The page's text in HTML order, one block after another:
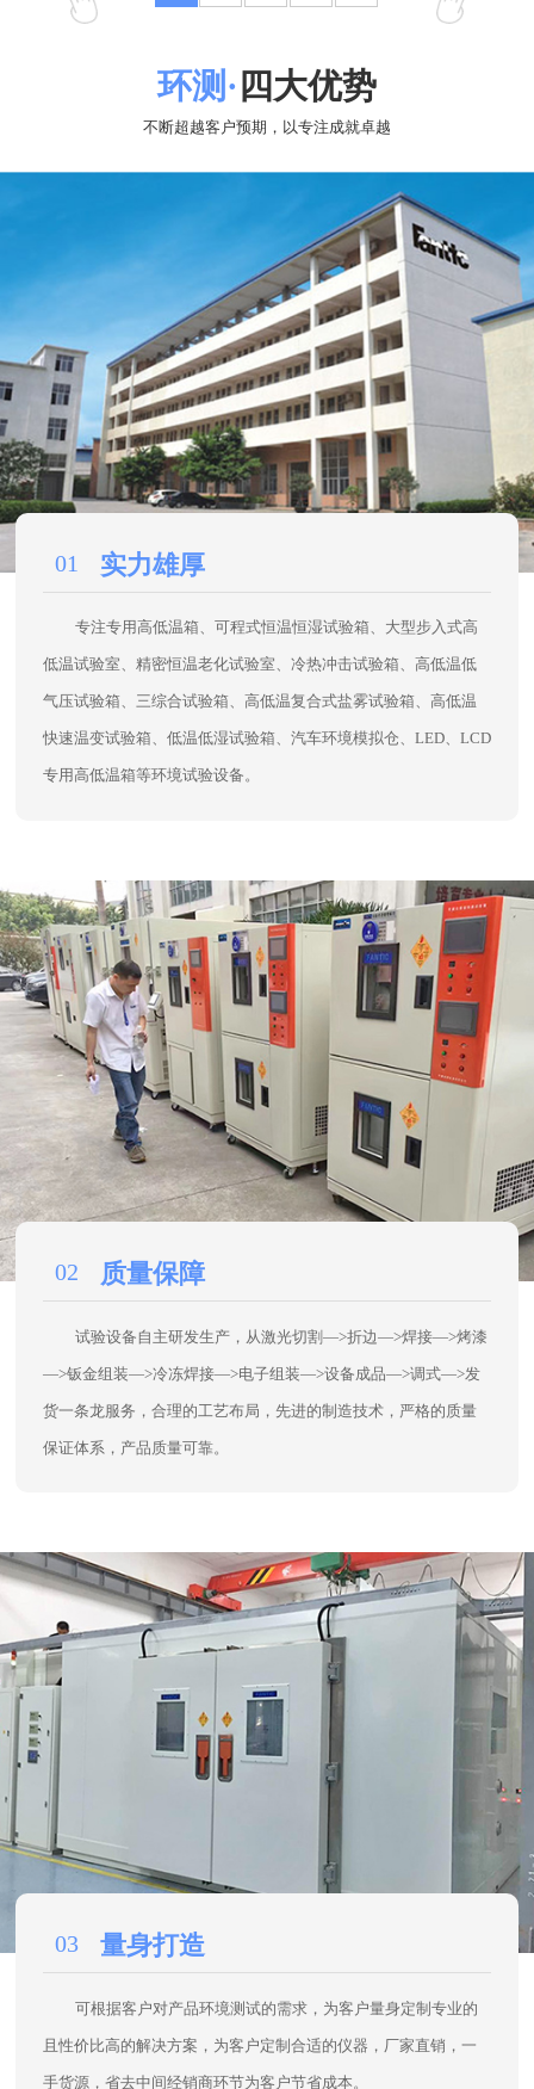
实力雄厚
专注专用高低温箱、可程式恒温恒湿试验箱、大型步入式高
低温试验室、精密恒温老化试验室、冷热冲击试验箱、高低温低
气压试验箱、三综合试验箱、高低温复合式盐雾试验箱、高低温
快速温变试验箱、低温低湿试验箱、汽车环境模拟仓、LED、LCD
专用高低温箱等环境试验设备。
02 质量保障
试验设备自主研发生产，从激光切割—>折边—>焊接—>烤漆
—>钣金组装—>冷冻焊接—>电子组装—>设备成品—>调式—>发
货一条龙服务，合理的工艺布局，先进的制造技术，严格的质量
保证体系，产品质量可靠。
03 量身打造
可根据客户对产品环境测试的需求，为客户量身定制专业的
且性价比高的解决方案，为客户定制合适的仪器，厂家直销，一